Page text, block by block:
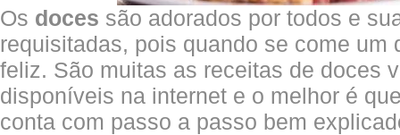
Os doces são adorados por todos e
requisitadas, pois quando se come um
feliz. São muitas as receitas de doces
disponíveis na internet e o melhor é
conta com passo a passo bem